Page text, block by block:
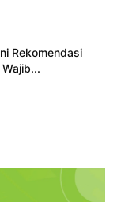
Rekomendasi